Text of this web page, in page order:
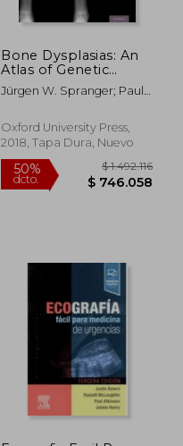
Bone Dysplasias: An
Atlas of Genetic
Disorders of Skeletal
Development (en
Jürgen W. Spranger; Paula
Nishimura; Andrea Superti-
Furga; Sheila Unger
Oxford University Press,
2018, Tapa Dura, Nuevo